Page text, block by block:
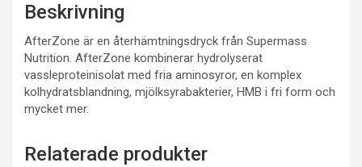
Beskrivning
AfterZone är en återhämtningsdryck från Supermass
Nutrition. AfterZone kombinerar hydrolyserat
vassleproteinisolat med fria aminosyror, en komplex
kolhydratsblandning, mjölksyrabakterier, HMB i fri form och
mycket mer.
Relaterade produkter